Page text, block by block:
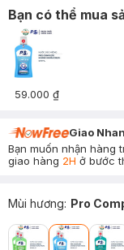
Bạn có thể mua
59.000 ₫
Giao
Bạn muốn nhận hàng
giao hàng 2H ở bước
Mùi hương: Pro